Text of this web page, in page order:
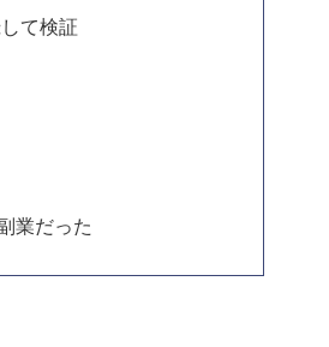
て検証
業だった